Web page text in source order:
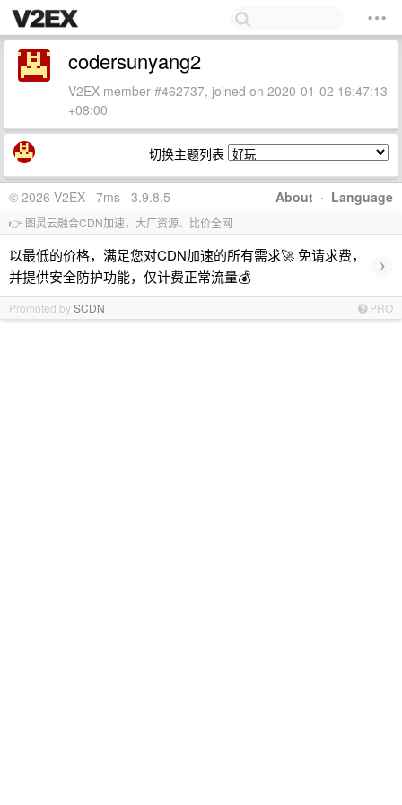
codersunyang2
V2EX member #462737, joined on 2020-01-02 16:47:13
+08:00
切换主题列表
About · Language
© 2026 V2EX · 7ms · 3.9.8.5
👉 图灵云融合CDN加速，大厂资源、比价全网
以最低的价格，满足您对CDN加速的所有需求🚀 免请求费，
并提供安全防护功能，仅计费正常流量💰
›
Promoted bySCDN PRO